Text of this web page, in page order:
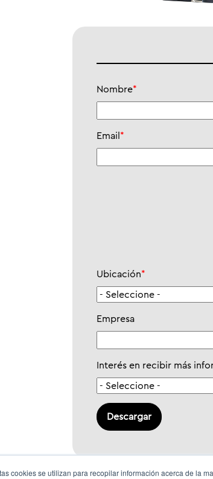
cookies se utilizan para recopilar información acerca de la
Nombre*
Email*
Ubicación*
Empresa
Interés en recibir más